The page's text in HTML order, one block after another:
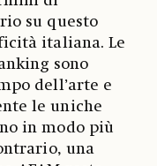
su questo
italiana. Le
sono
dell’arte e
le uniche
in modo più
una